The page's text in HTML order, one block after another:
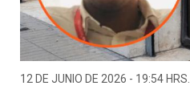
12 DE JUNIO DE 2026 - 19:54 HRS.